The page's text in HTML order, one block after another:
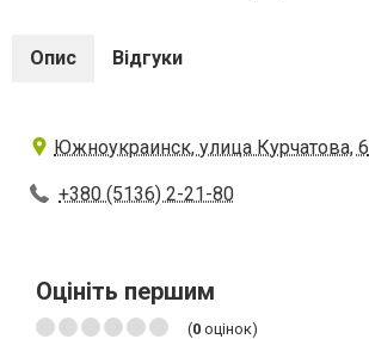
Опис Відгуки
Южноукраинск, улица Курчатова, 6
+380 (5136) 2-21-80
Оцініть першим
(0 оцінок)